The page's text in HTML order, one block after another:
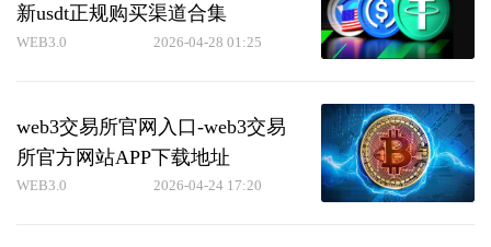
新usdt正规购买渠道合集
WEB3.0 2026-04-28 01:25
web3交易所官网入口-web3交易
所官方网站APP下载地址
WEB3.0 2026-04-24 17:20